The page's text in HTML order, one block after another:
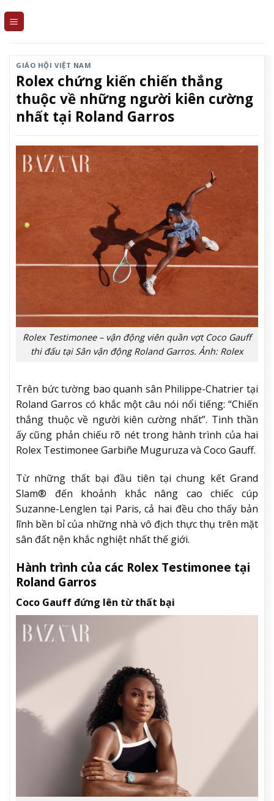
GIÁO HỘI VIỆT NAM
Rolex chứng kiến chiến thắng
thuộc về những người kiên cường
nhất tại Roland Garros
Rolex Testimonee – vận động viên quần vợt Coco Gauff
thi đấu tại Sân vận động Roland Garros. Ảnh: Rolex
Trên bức tường bao quanh sân Philippe-Chatrier tại
Roland Garros có khắc một câu nói nổi tiếng: “Chiến
thắng thuộc về người kiên cường nhất”. Tinh thần
ấy cũng phản chiếu rõ nét trong hành trình của hai
Rolex Testimonee Garbiñe Muguruza và Coco Gauff.
Từ những thất bại đầu tiên tại chung kết Grand
Slam® đến khoảnh khắc nâng cao chiếc cúp
Suzanne-Lenglen tại Paris, cả hai đều cho thấy bản
lĩnh bền bỉ của những nhà vô địch thực thụ trên mặt
sân đất nện khắc nghiệt nhất thế giới.
Hành trình của các Rolex Testimonee tại
Roland Garros
Coco Gauff đứng lên từ thất bại